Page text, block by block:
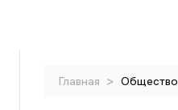
Главная > Общество